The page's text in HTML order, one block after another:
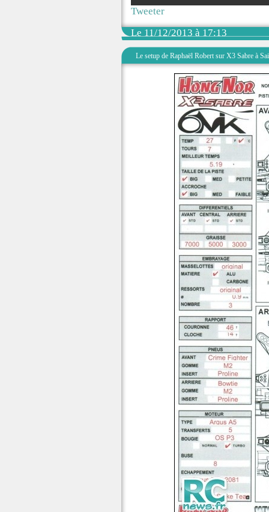
Tweeter
Le 11/12/2013 à 17:13
Le setup de Raphaël Robert sur X3 Sabre à